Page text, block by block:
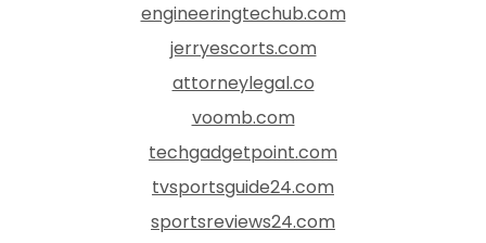
engineeringtechub.com
jerryescorts.com
attorneylegal.co
voomb.com
techgadgetpoint.com
tvsportsguide24.com
sportsreviews24.com